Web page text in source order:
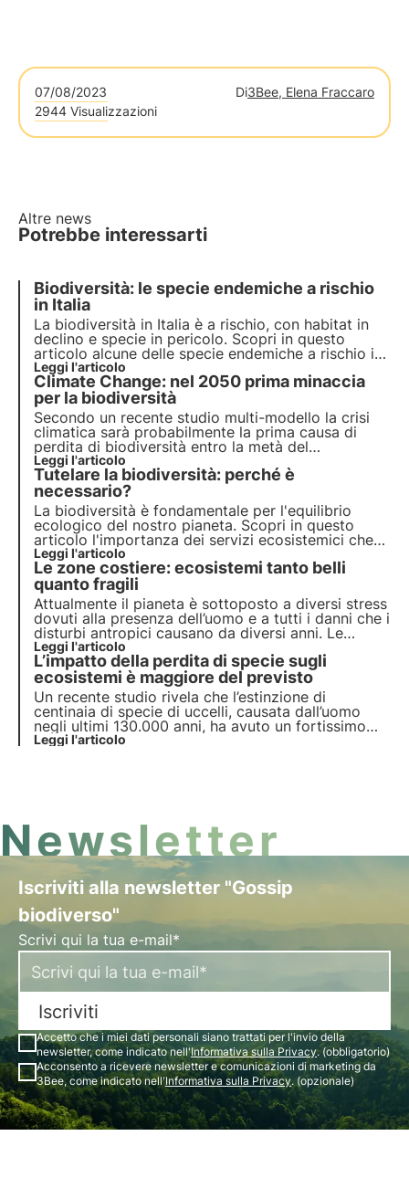
07/08/2023 Di3Bee, Elena Fraccaro
2944 Visualizzazioni
Altre news
Potrebbe interessarti
Biodiversità: le specie endemiche a rischio
in Italia
La biodiversità in Italia è a rischio, con habitat in
declino e specie in pericolo. Scopri in questo
articolo alcune delle specie endemiche a rischio in
Italia e come il progetto Oasi della Biodiversità di
3Bee può contribuire alla creazione del più grande
corridoio ecologico d'Europa.
Leggi l'articolo
Climate Change: nel 2050 prima minaccia
per la biodiversità
Secondo un recente studio multi-modello la crisi
climatica sarà probabilmente la prima causa di
perdita di biodiversità entro la metà del
ventunesimo secolo. Leggi di più sulle cause della
perdita di biodiversità.
Leggi l'articolo
Tutelare la biodiversità: perché è
necessario?
La biodiversità è fondamentale per l'equilibrio
ecologico del nostro pianeta. Scopri in questo
articolo l'importanza dei servizi ecosistemici che
offre, il costo della sua perdita e le strategie
essenziali per la sua conservazione.
Leggi l'articolo
Le zone costiere: ecosistemi tanto belli
quanto fragili
Attualmente il pianeta è sottoposto a diversi stress
dovuti alla presenza dell’uomo e a tutti i danni che i
disturbi antropici causano da diversi anni. Le
spiagge, in particolare, sono tra gli ecosistemi più
danneggiati, motivo per il quale la biodiversità a
esse associata è gravemente a rischio.
Leggi l'articolo
L’impatto della perdita di specie sugli
ecosistemi è maggiore del previsto
Un recente studio rivela che l’estinzione di
centinaia di specie di uccelli, causata dall’uomo
negli ultimi 130.000 anni, ha avuto un fortissimo
impatto sull’ambiente. Di fronte alla grande perdita
Leggi l'articolo
Newsletter
Iscriviti alla newsletter "Gossip
biodiverso"
Scrivi qui la tua e-mail*
Iscriviti
Accetto che i miei dati personali siano trattati per l'invio della
newsletter, come indicato nell'Informativa sulla Privacy. (obbligatorio)
Acconsento a ricevere newsletter e comunicazioni di marketing da
3Bee, come indicato nell'Informativa sulla Privacy. (opzionale)